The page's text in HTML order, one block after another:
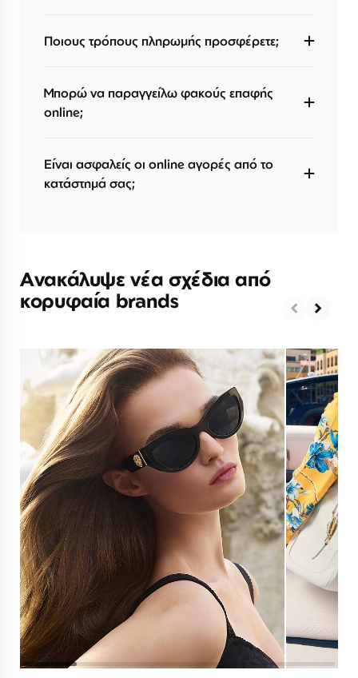
Ποιους τρόπους πληρωμής προσφέρετε;
Μπορώ να παραγγείλω φακούς επαφής
online;
Είναι ασφαλείς οι online αγορές από το
κατάστημά σας;
Ανακάλυψε νέα σχέδια από
κορυφαία brands